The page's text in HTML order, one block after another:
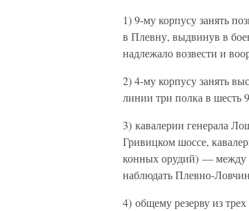
1) 9-му корпусу занять
в Плевну, выдвинув в
надлежало возвести и
2) 4-му корпусу занять
линии три полка в шесть
3) кавалерии генерала
Гривицком шоссе,
конных орудий) — между
наблюдать Плевно-
4) общему резерву из